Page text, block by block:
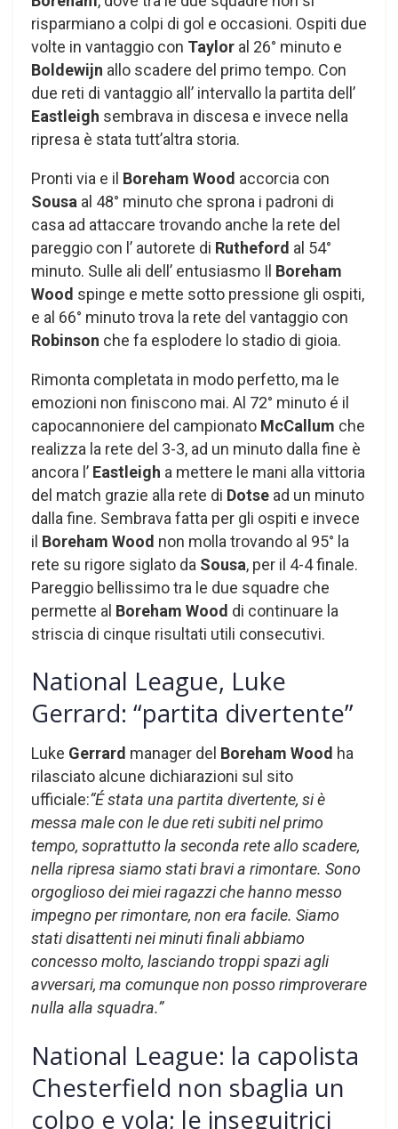
risparmiano a colpi di gol e occasioni. Ospiti due
volte in vantaggio con Taylor al 26° minuto e
Boldewijn allo scadere del primo tempo. Con
due reti di vantaggio all’ intervallo la partita dell’
Eastleigh sembrava in discesa e invece nella
ripresa è stata tutt’altra storia.
Pronti via e il Boreham Wood accorcia con
Sousa al 48° minuto che sprona i padroni di
casa ad attaccare trovando anche la rete del
pareggio con l’ autorete di Rutheford al 54°
minuto. Sulle ali dell’ entusiasmo Il Boreham
Wood spinge e mette sotto pressione gli ospiti,
e al 66° minuto trova la rete del vantaggio con
Robinson che fa esplodere lo stadio di gioia.
Rimonta completata in modo perfetto, ma le
emozioni non finiscono mai. Al 72° minuto é il
capocannoniere del campionato McCallum che
realizza la rete del 3-3, ad un minuto dalla fine è
ancora l’ Eastleigh a mettere le mani alla vittoria
del match grazie alla rete di Dotse ad un minuto
dalla fine. Sembrava fatta per gli ospiti e invece
il Boreham Wood non molla trovando al 95° la
rete su rigore siglato da Sousa, per il 4-4 finale.
Pareggio bellissimo tra le due squadre che
permette al Boreham Wood di continuare la
striscia di cinque risultati utili consecutivi.
National League, Luke
Gerrard: “partita divertente”
Luke Gerrard manager del Boreham Wood ha
rilasciato alcune dichiarazioni sul sito
ufficiale:“É stata una partita divertente, si è
messa male con le due reti subiti nel primo
tempo, soprattutto la seconda rete allo scadere,
nella ripresa siamo stati bravi a rimontare. Sono
orgoglioso dei miei ragazzi che hanno messo
impegno per rimontare, non era facile. Siamo
stati disattenti nei minuti finali abbiamo
concesso molto, lasciando troppi spazi agli
avversari, ma comunque non posso rimproverare
nulla alla squadra.”
National League: la capolista
Chesterfield non sbaglia un
colpo e vola; le inseguitrici